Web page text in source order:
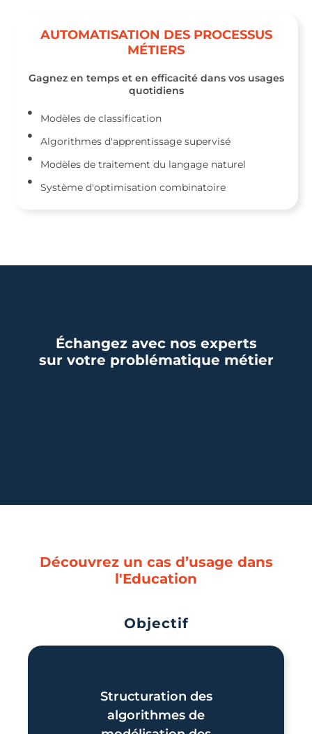
AUTOMATISATION DES PROCESSUS
MÉTIERS
Gagnez en temps et en efficacité dans vos usages
quotidiens
Modèles de classification
Algorithmes d'apprentissage supervisé
Modèles de traitement du langage naturel
Système d'optimisation combinatoire
Échangez avec nos experts
sur votre problématique métier
Découvrez un cas d’usage dans
l'Education
Objectif
Structuration des
algorithmes de